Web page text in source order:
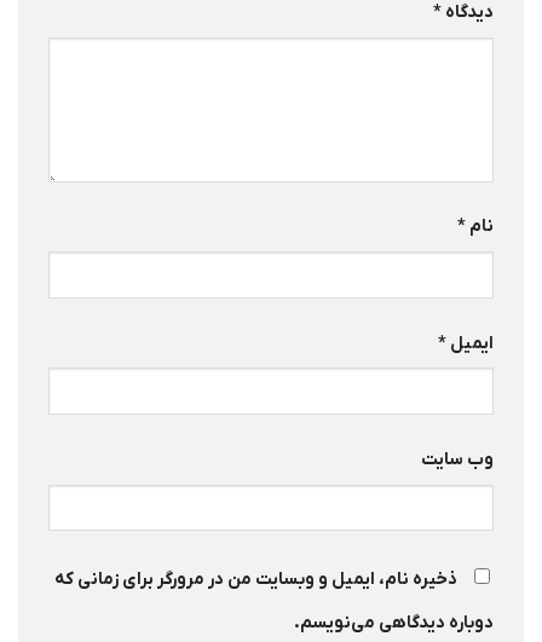
دیدگاه *
نام *
ایمیل *
وب‌ سایت
ذخیره نام، ایمیل و وبسایت من در مرورگر برای زمانی که
دوباره دیدگاهی می‌نویسم.